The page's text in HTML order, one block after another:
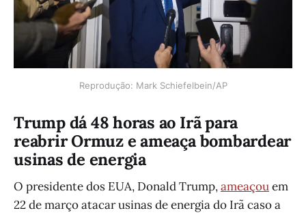
Reprodução: Mark Schiefelbein/AP
Trump dá 48 horas ao Irã para
reabrir Ormuz e ameaça bombardear
usinas de energia
O presidente dos EUA, Donald Trump,ameaçouem
22 de março atacar usinas de energia do Irã caso a